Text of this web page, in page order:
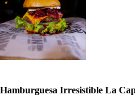
Hamburguesa Irresistible La